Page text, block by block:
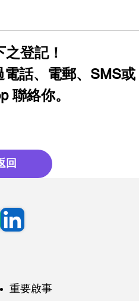
登記！
話、電郵、SMS或
聯絡你。
回
重要啟事